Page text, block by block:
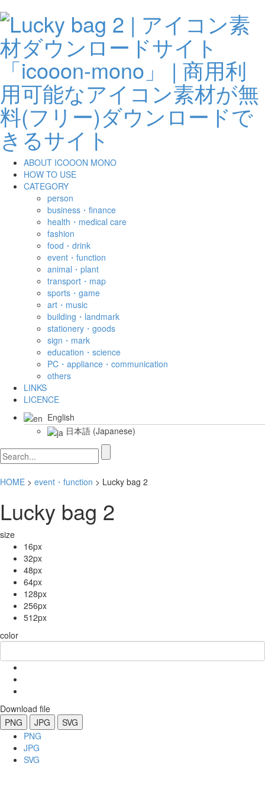
ABOUT ICOOON MONO
HOW TO USE
CATEGORY
person
business・finance
health・medical care
fashion
food・drink
event・function
animal・plant
transport・map
sports・game
art・music
building・landmark
stationery・goods
sign・mark
education・science
PC・appliance・communication
others
LINKS
LICENCE
English
日本語 (Japanese)
HOME > event・function > Lucky bag 2
Lucky bag 2
size
16px
32px
48px
64px
128px
256px
512px
color
Download file
PNG
JPG
SVG
PNG
JPG
SVG